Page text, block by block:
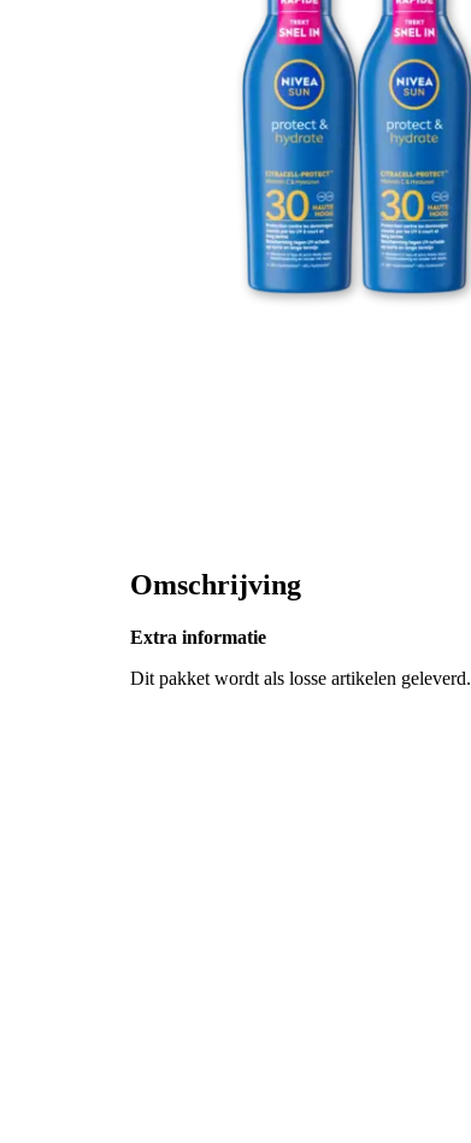
Omschrijving
Extra informatie
Dit pakket wordt als losse artikelen geleverd.